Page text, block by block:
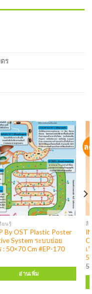
ร
ยนรู้
By OST Plastic Poster
System ระบบย่อย
: 50×70 Cm #EP-170
อ่านเพิ่ม
ล
สื่
เ